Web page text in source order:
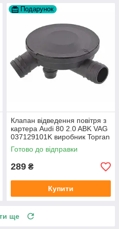
Подарунок
Клапан відведення повітря з
картера Audi 80 2.0 ABK VAG
037129101K виробник Topran
Німеччина
Готово до відправки
289 ₴
Купити
ще